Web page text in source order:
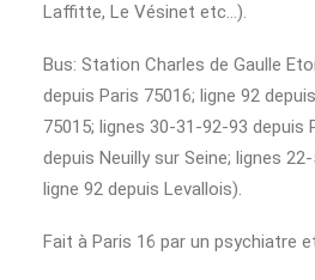
Laffitte, Le Vésinet etc…).
Bus: Station Charles de Gaulle
depuis Paris 75016; ligne 92
75015; lignes 30-31-92-93 depuis
depuis Neuilly sur Seine; lignes
ligne 92 depuis Levallois).
Fait à Paris 16 par un psychiatre